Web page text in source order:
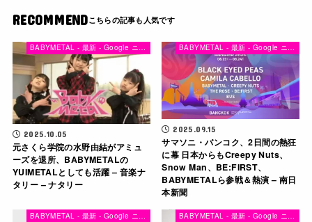
RECOMMEND
BABYMETAL - 最新 - Google ニュース
2025.10.05
元さくら学院の水野由結がアミュ
ーズを退所、BABYMETALの
YUIMETALとしても活躍 – 音楽ナ
タリー – ナタリー
BABYMETAL - 最新 - Google ニュース
2025.09.15
サマソニ・バンコク、2日間の熱狂
に幕 日本からもCreepy Nuts、
Snow Man、BE:FIRST、
BABYMETALら参戦＆熱演 – 南日
本新聞
BABYMETAL - 最新 - Google ニュース BABYMETAL - 最新 - Google ニュース